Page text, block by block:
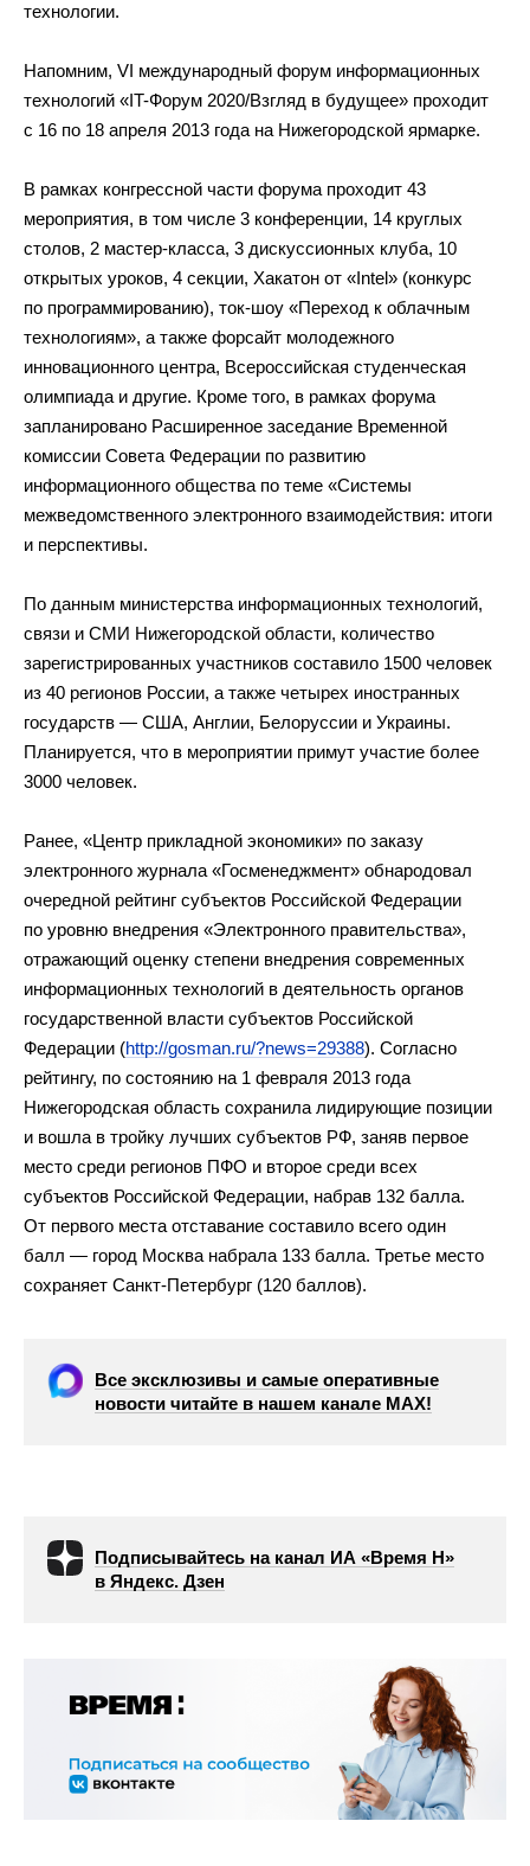
технологии.
Напомним, VI международный форум информационных
технологий «IT-Форум 2020/Взгляд в будущее» проходит
с 16 по 18 апреля 2013 года на Нижегородской ярмарке.
В рамках конгрессной части форума проходит 43
мероприятия, в том числе 3 конференции, 14 круглых
столов, 2 мастер-класса, 3 дискуссионных клуба, 10
открытых уроков, 4 секции, Хакатон от «Intel» (конкурс
по программированию), ток-шоу «Переход к облачным
технологиям», а также форсайт молодежного
инновационного центра, Всероссийская студенческая
олимпиада и другие. Кроме того, в рамках форума
запланировано Расширенное заседание Временной
комиссии Совета Федерации по развитию
информационного общества по теме «Системы
межведомственного электронного взаимодействия: итоги
и перспективы.
По данным министерства информационных технологий,
связи и СМИ Нижегородской области, количество
зарегистрированных участников составило 1500 человек
из 40 регионов России, а также четырех иностранных
государств — США, Англии, Белоруссии и Украины.
Планируется, что в мероприятии примут участие более
3000 человек.
Ранее, «Центр прикладной экономики» по заказу
электронного журнала «Госменеджмент» обнародовал
очередной рейтинг субъектов Российской Федерации
по уровню внедрения «Электронного правительства»,
отражающий оценку степени внедрения современных
информационных технологий в деятельность органов
государственной власти субъектов Российской
Федерации (http://gosman.ru/?news=29388). Согласно
рейтингу, по состоянию на 1 февраля 2013 года
Нижегородская область сохранила лидирующие позиции
и вошла в тройку лучших субъектов РФ, заняв первое
место среди регионов ПФО и второе среди всех
субъектов Российской Федерации, набрав 132 балла.
От первого места отставание составило всего один
балл — город Москва набрала 133 балла. Третье место
сохраняет Санкт-Петербург (120 баллов).
Все эксклюзивы и самые оперативные
новости читайте в нашем канале МАХ!
Подписывайтесь на канал ИА «Время Н»
в Яндекс. Дзен